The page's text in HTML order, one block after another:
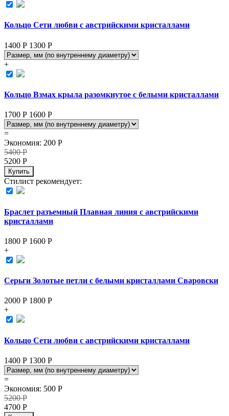
Кольцо Сети любви с австрийскими кристаллами
1400 Р 1300 Р
+
Кольцо Взмах крыла разомкнутое с белыми кристаллами
1700 Р 1600 Р
=
Экономия: 200 Р
5400Р
5200 Р
Купить
Стилист рекомендует:
Браслет разъемный Плавная линия с австрийскими
кристаллами
1800 Р 1600 Р
+
Серьги Золотые петли с белыми кристаллами Сваровски
2000 Р 1800 Р
+
Кольцо Сети любви с австрийскими кристаллами
1400 Р 1300 Р
=
Экономия: 500 Р
5200Р
4700 Р